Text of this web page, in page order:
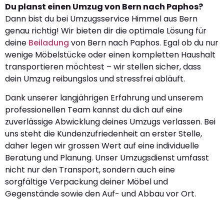
Du planst einen Umzug von Bern nach Paphos?
Dann bist du bei Umzugsservice Himmel aus Bern
genau richtig! Wir bieten dir die optimale Lösung für
deine Beiladung von Bern nach Paphos. Egal ob du nur
wenige Möbelstücke oder einen kompletten Haushalt
transportieren möchtest – wir stellen sicher, dass
dein Umzug reibungslos und stressfrei abläuft.
Dank unserer langjährigen Erfahrung und unserem
professionellen Team kannst du dich auf eine
zuverlässige Abwicklung deines Umzugs verlassen. Bei
uns steht die Kundenzufriedenheit an erster Stelle,
daher legen wir grossen Wert auf eine individuelle
Beratung und Planung. Unser Umzugsdienst umfasst
nicht nur den Transport, sondern auch eine
sorgfältige Verpackung deiner Möbel und
Gegenstände sowie den Auf- und Abbau vor Ort.